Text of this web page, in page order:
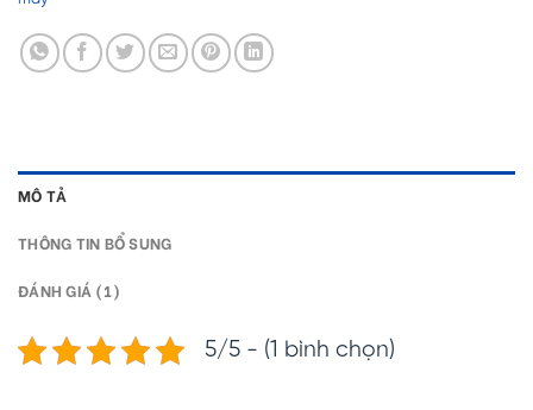
MÔ TẢ
THÔNG TIN BỔ SUNG
ĐÁNH GIÁ (1)
5/5 - (1 bình chọn)